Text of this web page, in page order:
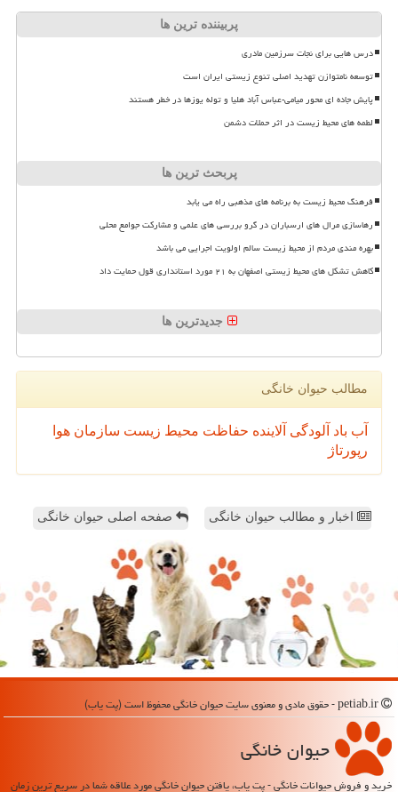
پربیننده ترین ها
درس هایی برای نجات سرزمین مادری
توسعه نامتوازن تهدید اصلی تنوع زیستی ایران است
پایش جاده ای محور میامی-عباس آباد هلیا و توله یوزها در خطر هستند
لطمه های محیط زیست در اثر حملات دشمن
پربحث ترین ها
فرهنگ محیط زیست به برنامه های مذهبی راه می یابد
رهاسازی مرال های ارسباران در گرو بررسی های علمی و مشارکت جوامع محلی
بهره مندی مردم از محیط زیست سالم اولویت اجرایی می باشد
کاهش تشکل های محیط زیستی اصفهان به ۲۱ مورد استانداری قول حمایت داد
جدیدترین ها
مطالب حیوان خانگی
آب باد آلودگی آلاینده حفاظت محیط زیست سازمان هوا
رپورتاژ
اخبار و مطالب حیوان خانگی صفحه اصلی حیوان خانگی
حیوان خانگی
خرید و فروش حیوانات خانگی - پت یاب، یافتن حیوان خانگی مورد علاقه شما در سریع ترین زمان